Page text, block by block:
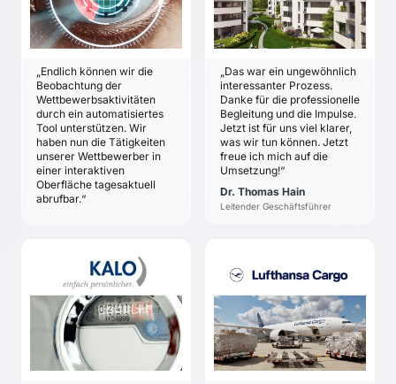
Geschäftsfelder sowie
das Kerngeschäft
„Endlich können wir die
Beobachtung der
Wettbewerbsaktivitäten
durch ein automatisiertes
Tool unterstützen. Wir
haben nun die Tätigkeiten
unserer Wettbewerber in
einer interaktiven
Oberfläche tagesaktuell
abrufbar.“
Orientierung über
globale Aktivitäten der
Verankerung der
Wettbewerbsbeobachtung
in einer intuitiven
Oberfläche
Zuordnung der
Wettbewerbsaktivitäten
zu definierten
Themenfeldern
„Das war ein ungewöhnlich
interessanter Prozess.
Danke für die professionelle
Begleitung und die Impulse.
Jetzt ist für uns viel klarer,
was wir tun können. Jetzt
freue ich mich auf die
Umsetzung!“
Dr. Thomas Hain
Leitender Geschäftsführer
ZIELE
Das
für das Geschäft wird
schärfer.
Ein gemeinsames
Problem- und
Risikobewusstsein wird
entwickelt.
Das Bewusstsein für die
Notwendigkeit
permanenter
Strategische Chancen
zur Sicherung und
Verbesserung der
Wettbewerbsposition.
Impulse für die
Strategie- und
Innovationsprozesse.
KALO
Andreas Göppel
ZIELE
Gemeinsames
Problembewusstsein im
gesamten
Anselm Eggert
ZIELE
Klarheit über aktuelle
und zukünftig denkbare
Innovationen im